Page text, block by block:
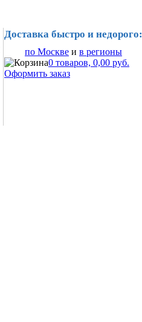
Доставка быстро и недорого:
по Москве и в регионы
0 товаров, 0,00 руб.
Оформить заказ